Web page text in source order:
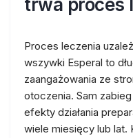
trwa proces
Proces leczenia
wszywki Esperal to
zaangażowania ze
otoczenia. Sam
efekty działania
wiele miesięcy lub lat.